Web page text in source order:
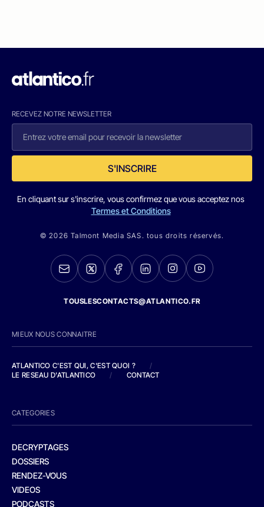
RECEVEZ NOTRE NEWSLETTER
S'INSCRIRE
En cliquant sur s'inscrire, vous confirmez que vous acceptez nos
Termes et Conditions
© 2026 Talmont Media SAS. tous droits réservés.
TOUSLESCONTACTS@ATLANTICO.FR
MIEUX NOUS CONNAITRE
ATLANTICO C'EST QUI, C'EST QUOI ?
/
LE RESEAU D'ATLANTICO
/ CONTACT
CATEGORIES
DECRYPTAGES
DOSSIERS
RENDEZ-VOUS
VIDEOS
PODCASTS